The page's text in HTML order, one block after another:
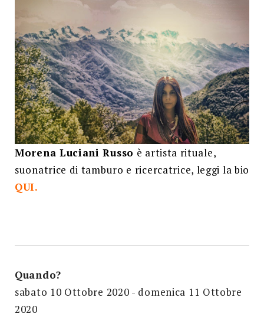
Morena Luciani Russo è artista rituale,
suonatrice di tamburo e ricercatrice, leggi la bio
QUI.
Quando?
sabato 10 Ottobre 2020 - domenica 11 Ottobre
2020